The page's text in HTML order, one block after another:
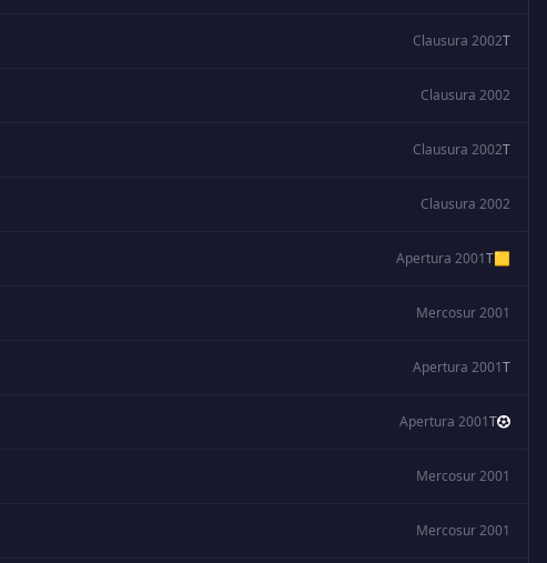
Clausura 2002T
Clausura 2002
Clausura 2002T
Clausura 2002
Apertura 2001T🟨
Mercosur 2001
Apertura 2001T
Apertura 2001T
Mercosur 2001
Mercosur 2001